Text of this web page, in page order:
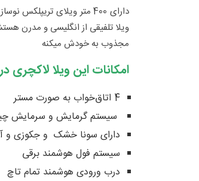
دارای 400 متر ویلای
ویلا تلفیقی از انگلیسی و مدرن
مجذوب به خودش میکنه
امکانات این ویلا
4 اتاق‌خواب به صورت مستر
سیستم گرمایش و سرمایش
دارای سونا خشک و جکوزی و
سیستم فول هوشمند برقی
درب ورودی هوشمند تمام تاچ